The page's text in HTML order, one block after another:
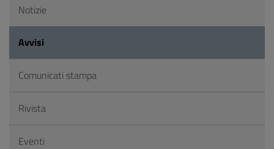
Notizie
Avvisi
Comunicati stampa
Rivista
Eventi